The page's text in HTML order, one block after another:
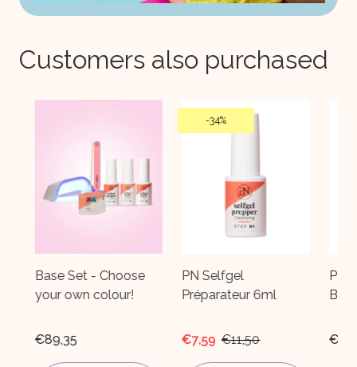
Customers also purchased
Base Set - Choose
your own colour!
€89,35
PN Selfgel
Préparateur 6ml
€7,59 €11,50
34%
PN
€14,65